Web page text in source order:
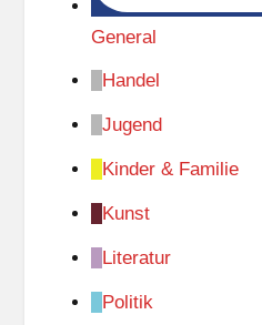
General
Handel
Jugend
Kinder & Familie
Kunst
Literatur
Politik